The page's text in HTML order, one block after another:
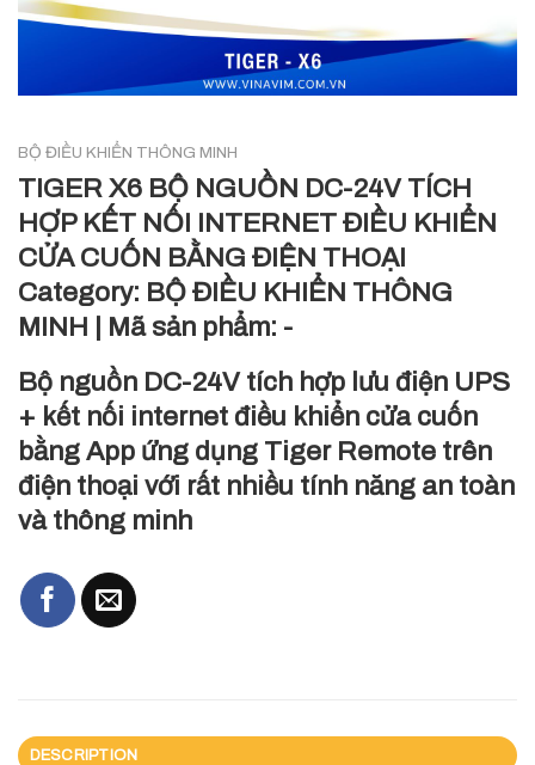
BỘ ĐIỀU KHIỂN THÔNG MINH
TIGER X6 BỘ NGUỒN DC-24V TÍCH
HỢP KẾT NỐI INTERNET ĐIỀU KHIỂN
CỬA CUỐN BẰNG ĐIỆN THOẠI
Category: BỘ ĐIỀU KHIỂN THÔNG
MINH
Mã sản phẩm: -
Bộ nguồn DC-24V tích hợp lưu điện UPS
+ kết nối internet điều khiển cửa cuốn
bằng App ứng dụng Tiger Remote trên
điện thoại với rất nhiều tính năng an toàn
và thông minh
DESCRIPTION